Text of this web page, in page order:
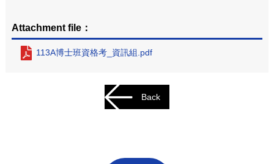
Attachment file：
113A博士班資格考_資訊組.pdf
Back